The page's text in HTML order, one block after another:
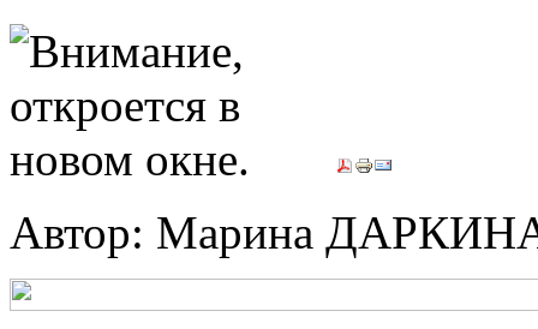
Автор: Марина